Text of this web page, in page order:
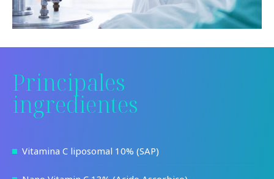
Principales
ingredientes
Vitamina C liposomal 10% (SAP)